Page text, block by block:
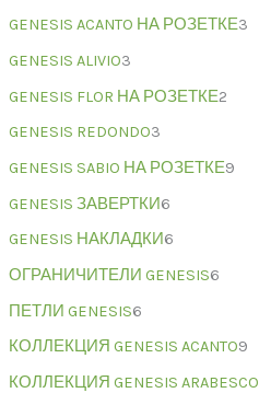
GENESIS ACANTO НА РОЗЕТКЕ3
GENESIS ALIVIO3
GENESIS FLOR НА РОЗЕТКЕ2
GENESIS REDONDO3
GENESIS SABIO НА РОЗЕТКЕ9
GENESIS ЗАВЕРТКИ6
GENESIS НАКЛАДКИ6
ОГРАНИЧИТЕЛИ GENESIS6
ПЕТЛИ GENESIS6
КОЛЛЕКЦИЯ GENESIS ACANTO9
КОЛЛЕКЦИЯ GENESIS ARABESCO